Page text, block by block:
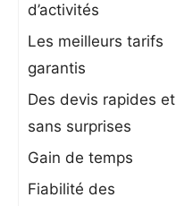
d’activités
Les meilleurs tarifs
garantis
Des devis rapides et
sans surprises
Gain de temps
Fiabilité des